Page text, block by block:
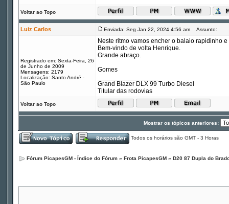
Voltar ao Topo
Luiz Carlos Enviada: Seg Jan 22, 2024 4:56 am Assunto:
Registrado em: Sexta-Feira, 26
de Junho de 2009
Mensagens: 2179
Localização: Santo André -
São Paulo
Neste ritmo vamos encher o balaio rapidinho
Bem-vindo de volta Henrique.
Grande abraço.
Gomes
Grand Blazer DLX 99 Turbo Diesel
Titular das rodovias
Voltar ao Topo
Mostrar os tópicos anteriores:
Todos os horários são GMT - 3 Horas
Fórum PicapesGM - Índice do Fórum » Frota PicapesGM » D20 87 Dupla do